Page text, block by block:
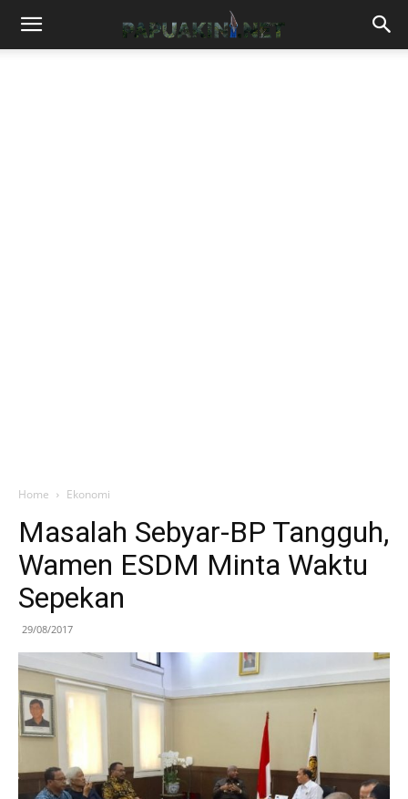
Home Ekonomi
Masalah Sebyar-BP Tangguh,
Wamen ESDM Minta Waktu
Sepekan
29/08/2017